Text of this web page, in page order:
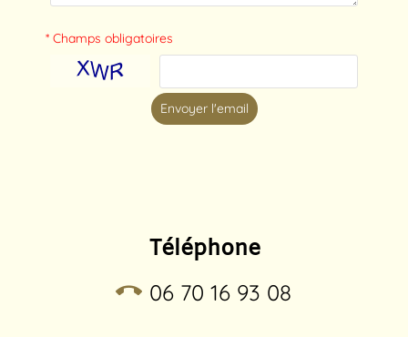
Téléphone
06 70 16 93 08
* Champs obligatoires
Envoyer l'email
call_end